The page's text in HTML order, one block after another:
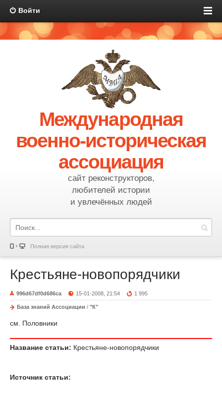
Войти
Международная
военно-историческая
ассоциация
сайт реконструкторов,
любителей истории
и увлечённых людей
Полная версия сайта
Крестьяне-новопорядчики
996d67df0d686ca 15-01-2008, 21:54 1 995
База знаний Ассоциации / "К"
см. Половники
Название статьи: Крестьяне-новопорядчики
Источник статьи: